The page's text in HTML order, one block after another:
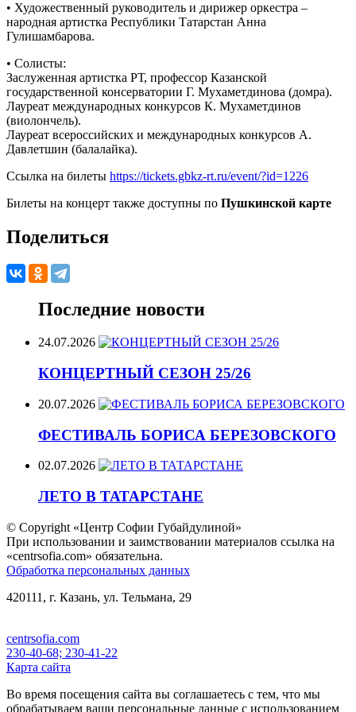
• Художественный руководитель и дирижер оркестра –
народная артистка Республики Татарстан Анна
Гулишамбарова.
• Солисты:
Заслуженная артистка РТ, профессор Казанской
государственной консерватории Г. Мухаметдинова (домра).
Лауреат международных конкурсов К. Мухаметдинов
(виолончель).
Лауреат всероссийских и международных конкурсов А.
Давлетшин (балалайка).
Ссылка на билеты https://tickets.gbkz-rt.ru/event/?id=1226
Билеты на концерт также доступны по Пушкинской карте
Поделиться
Последние новости
24.07.2026
КОНЦЕРТНЫЙ СЕЗОН 25/26
20.07.2026
ФЕСТИВАЛЬ БОРИСА БЕРЕЗОВСКОГО
02.07.2026
ЛЕТО В ТАТАРСТАНЕ
© Copyright «Центр Софии Губайдулиной»
При использовании и заимствовании материалов ссылка на
«centrsofia.com» обязательна.
Обработка персональных данных
420111, г. Казань, ул. Тельмана, 29
centrsofia.com
230-40-68; 230-41-22
Карта сайта
Во время посещения сайта вы соглашаетесь с тем, что мы
обрабатываем ваши персональные данные с использованием